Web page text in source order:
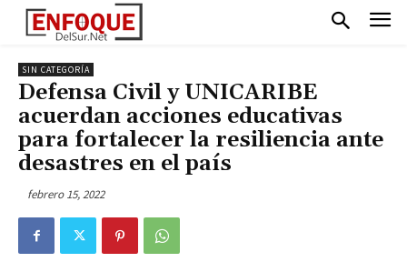
SIN CATEGORÍA
Defensa Civil y UNICARIBE
acuerdan acciones educativas
para fortalecer la resiliencia ante
desastres en el país
febrero 15, 2022